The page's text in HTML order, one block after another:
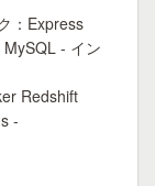
：Express
- イン
Redshift
-